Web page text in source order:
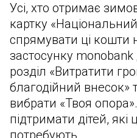
Усі, хто отримає
картку
спрямувати ці кошти
застосунку
розділ «Витратити
благодійний внесок»
вибрати «Твоя
підтримати дітей,